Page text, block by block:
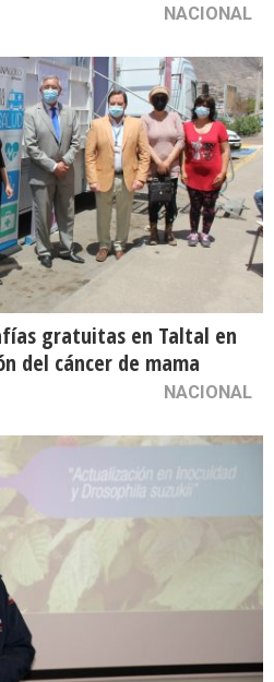
NACIONAL
gratuitas en Taltal en
del cáncer de mama
NACIONAL